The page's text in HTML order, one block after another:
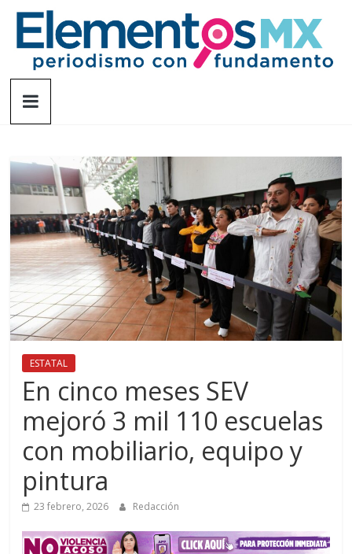
Saltar
contenido
Elementosmx
fundamento
ESTATAL
En cinco meses SEV
mejoró 3 mil 110 escuelas
con mobiliario, equipo y
pintura
23 febrero, 2026 Redacción